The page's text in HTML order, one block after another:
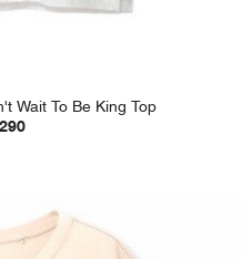
Wait To Be King Top